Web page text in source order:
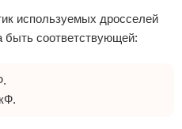
используемых дросселей
быть соответствующей: